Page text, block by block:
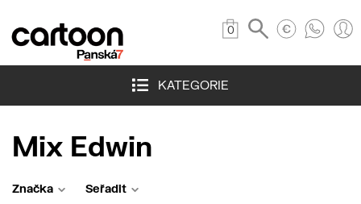
0
KATEGORIE
Mix Edwin
Značka Seřadit